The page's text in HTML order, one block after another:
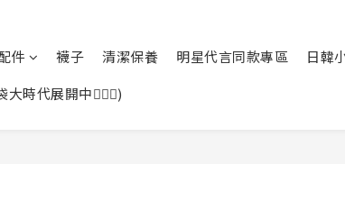
件 襪子 清潔保養 明星代言同款專區 日韓
時代展開中🙆🏻‍♀️)